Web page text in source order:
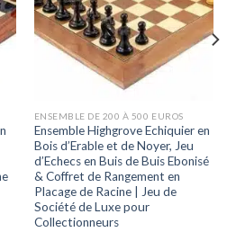
ENSEMBLE DE 200 À 500 EUROS
Ensemble Highgrove Echiquier en
Bois d’Erable et de Noyer, Jeu
d’Echecs en Buis de Buis Ebonisé
& Coffret de Rangement en
Placage de Racine | Jeu de
Société de Luxe pour
Collectionneurs